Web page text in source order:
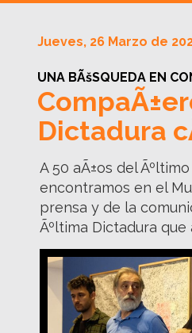
Jueves, 26 Marzo de
UNA BÃšSQUEDA EN
Dictadura
A 50 aÃ±os del
encontramos en el
prensa y de la
Ãºltima Dictadura